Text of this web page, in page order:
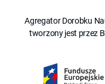
Agregator Dorobku
tworzony jest przez